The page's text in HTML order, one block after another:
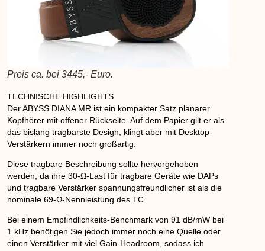
Preis ca. bei 3445,- Euro.
TECHNISCHE HIGHLIGHTS
Der ABYSS DIANA MR ist ein kompakter Satz planarer
Kopfhörer mit offener Rückseite. Auf dem Papier gilt er als
das bislang tragbarste Design, klingt aber mit Desktop-
Verstärkern immer noch großartig.
Diese tragbare Beschreibung sollte hervorgehoben
werden, da ihre 30-Ω-Last für tragbare Geräte wie DAPs
und tragbare Verstärker spannungsfreundlicher ist als die
nominale 69-Ω-Nennleistung des TC.
Bei einem Empfindlichkeits-Benchmark von 91 dB/mW bei
1 kHz benötigen Sie jedoch immer noch eine Quelle oder
einen Verstärker mit viel Gain-Headroom, sodass ich